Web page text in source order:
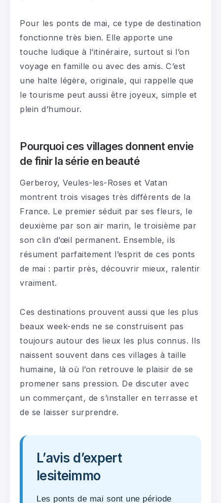
Pour les ponts de mai, ce type de destination
fonctionne très bien. Elle apporte une
touche ludique à l’itinéraire, surtout si l’on
voyage en famille ou avec des amis. C’est
une halte légère, originale, qui rappelle que
le tourisme peut aussi être joyeux, simple et
plein d’humour.
Pourquoi ces villages donnent envie
de finir la série en beauté
Gerberoy, Veules-les-Roses et Vatan
montrent trois visages très différents de la
France. Le premier séduit par ses fleurs, le
deuxième par son air marin, le troisième par
son clin d’œil permanent. Ensemble, ils
résument parfaitement l’esprit de ces ponts
de mai : partir près, découvrir mieux, ralentir
vraiment.
Ces destinations prouvent aussi que les plus
beaux week-ends ne se construisent pas
toujours autour des lieux les plus connus. Ils
naissent souvent dans ces villages à taille
humaine, là où l’on retrouve le plaisir de se
promener sans pression. De discuter avec
un commerçant, de s’installer en terrasse et
de se laisser surprendre.
L’avis d’expert
lesiteimmo
Les ponts de mai sont une période